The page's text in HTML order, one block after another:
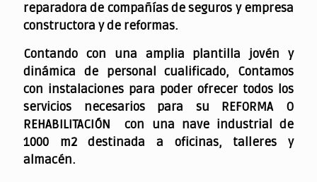
reparadora de compañías de seguros y empresa
constructora y de reformas.
Contando con una amplia plantilla jovén y
dinámica de personal cualificado, Contamos
con instalaciones para poder ofrecer todos los
servicios necesarios para su REFORMA O
REHABILITACIÓN con una nave industrial de
1000 m2 destinada a oficinas, talleres y
almacén.